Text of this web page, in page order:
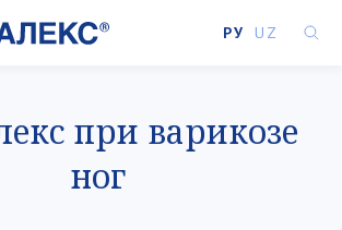
РУ UZ
при варикозе
ног